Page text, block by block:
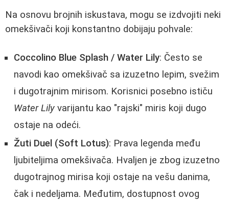
Na osnovu brojnih iskustava, mogu se izdvojiti neki
omekšivači koji konstantno dobijaju pohvale:
Coccolino Blue Splash / Water Lily: Često se
navodi kao omekšivač sa izuzetno lepim, svežim
i dugotrajnim mirisom. Korisnici posebno ističu
Water Lily varijantu kao "rajski" miris koji dugo
ostaje na odeći.
Žuti Duel (Soft Lotus): Prava legenda među
ljubiteljima omekšivača. Hvaljen je zbog izuzetno
dugotrajnog mirisa koji ostaje na vešu danima,
čak i nedeljama. Međutim, dostupnost ovog